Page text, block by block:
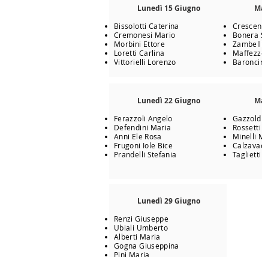
Lunedì 15 Giugno
Bissolotti Caterina
Cremonesi Mario
Morbini Ettore
Loretti Carlina
Vittorielli Lorenzo
Bonera
Lunedì 22 Giugno
Ferazzoli Angelo
Defendini Maria
Anni Ele Rosa
Frugoni Iole Bice
Prandelli Stefania
Minelli
Taglietti
Lunedì 29 Giugno
Renzi Giuseppe
Ubiali Umberto
Alberti Maria
Gogna Giuseppina
Pini Maria